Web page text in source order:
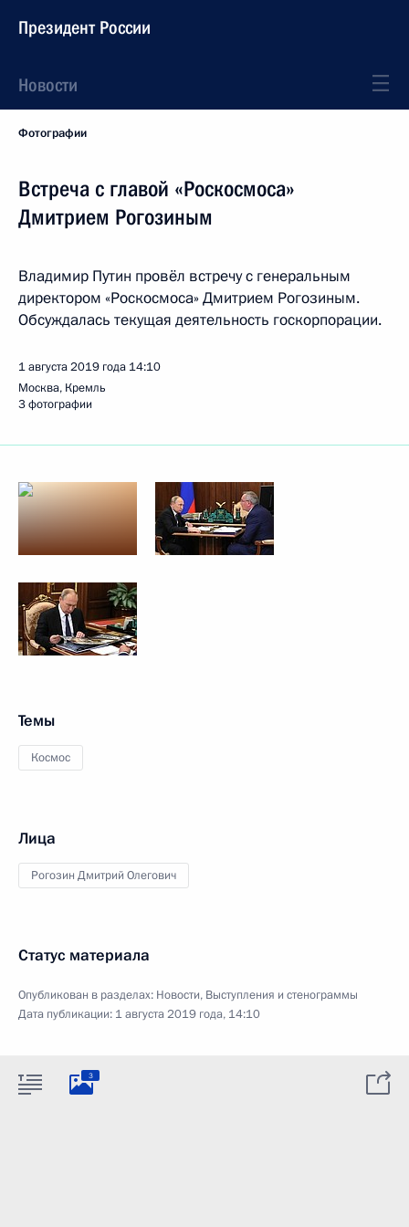
Президент России
Новости
Фотографии
Встреча с главой «Роскосмоса»
Дмитрием Рогозиным
Владимир Путин провёл встречу с генеральным
директором «Роскосмоса» Дмитрием Рогозиным.
Обсуждалась текущая деятельность госкорпорации.
1 августа 2019 года 14:10
Москва, Кремль
3 фотографии
Темы
Космос
Лица
Рогозин Дмитрий Олегович
Статус материала
Опубликован в разделах: Новости, Выступления и стенограммы
Дата публикации: 1 августа 2019 года, 14:10
3